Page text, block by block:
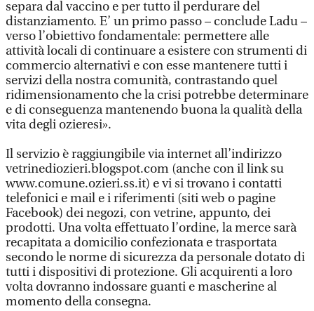
separa dal vaccino e per tutto il perdurare del
distanziamento. E’ un primo passo – conclude Ladu –
verso l’obiettivo fondamentale: permettere alle
attività locali di continuare a esistere con strumenti di
commercio alternativi e con esse mantenere tutti i
servizi della nostra comunità, contrastando quel
ridimensionamento che la crisi potrebbe determinare
e di conseguenza mantenendo buona la qualità della
vita degli ozieresi».
Il servizio è raggiungibile via internet all’indirizzo
vetrinediozieri.blogspot.com (anche con il link su
www.comune.ozieri.ss.it) e vi si trovano i contatti
telefonici e mail e i riferimenti (siti web o pagine
Facebook) dei negozi, con vetrine, appunto, dei
prodotti. Una volta effettuato l’ordine, la merce sarà
recapitata a domicilio confezionata e trasportata
secondo le norme di sicurezza da personale dotato di
tutti i dispositivi di protezione. Gli acquirenti a loro
volta dovranno indossare guanti e mascherine al
momento della consegna.